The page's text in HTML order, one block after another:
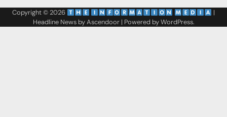
Copyright © 2026
|
Headline News byAscendoor| Powered byWordPress.